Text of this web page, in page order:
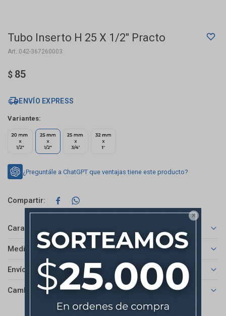

Tubo Inserto H 25 X 1/2" Practo
042-367260003
$ 85
ENVÍO EXPRESS
Variantes:
¿Preguntále a ChatGPT que ventajas tiene este producto?
 
Características
Medios de pago
Envíos
Cambios y Devoluciones